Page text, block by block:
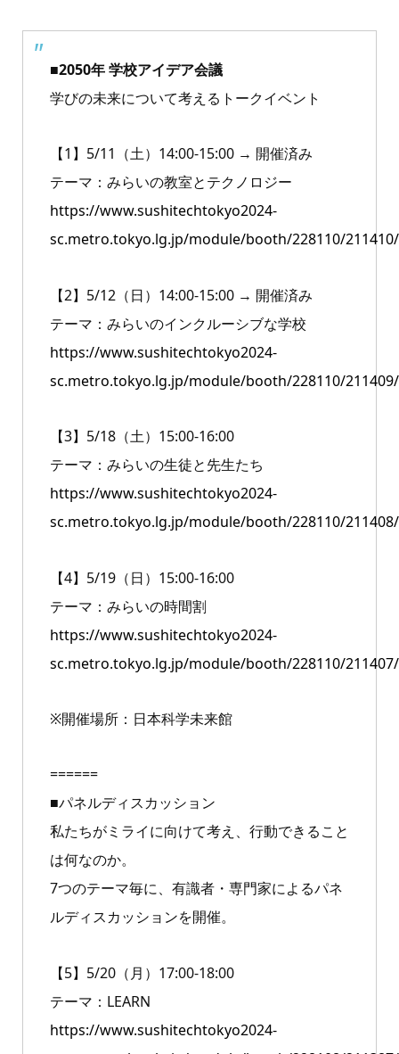
■2050年 学校アイデア会議
学びの未来について考えるトークイベント
【1】5/11（土）14:00-15:00 → 開催済み
テーマ：みらいの教室とテクノロジー
https://www.sushitechtokyo2024-
sc.metro.tokyo.lg.jp/module/booth/228110/211410/
【2】5/12（日）14:00-15:00 → 開催済み
テーマ：みらいのインクルーシブな学校
https://www.sushitechtokyo2024-
sc.metro.tokyo.lg.jp/module/booth/228110/211409/
【3】5/18（土）15:00-16:00
テーマ：みらいの生徒と先生たち
https://www.sushitechtokyo2024-
sc.metro.tokyo.lg.jp/module/booth/228110/211408/
【4】5/19（日）15:00-16:00
テーマ：みらいの時間割
https://www.sushitechtokyo2024-
sc.metro.tokyo.lg.jp/module/booth/228110/211407/
※開催場所：日本科学未来館
======
■パネルディスカッション
私たちがミライに向けて考え、行動できること
は何なのか。
7つのテーマ毎に、有識者・専門家によるパネ
ルディスカッションを開催。
【5】5/20（月）17:00-18:00
テーマ：LEARN
https://www.sushitechtokyo2024-